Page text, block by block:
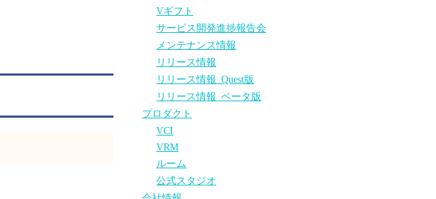
Vギフト
サービス開発進捗報告会
メンテナンス情報
リリース情報
リリース情報_Quest版
リリース情報_ベータ版
プロダクト
VCI
VRM
ルーム
公式スタジオ